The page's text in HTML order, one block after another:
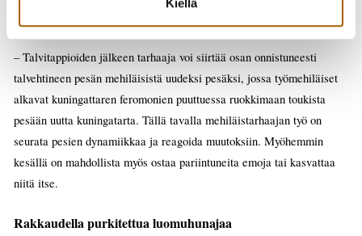
Kiellä
– Talvitappioiden jälkeen tarhaaja voi siirtää osan onnistuneesti
talvehtineen pesän mehiläisistä uudeksi pesäksi, jossa työmehiläiset
alkavat kuningattaren feromonien puuttuessa ruokkimaan toukista
pesään uutta kuningatarta. Tällä tavalla mehiläistarhaajan työ on
seurata pesien dynamiikkaa ja reagoida muutoksiin. Myöhemmin
kesällä on mahdollista myös ostaa pariintuneita emoja tai kasvattaa
niitä itse.
Rakkaudella purkitettua luomuhunajaa